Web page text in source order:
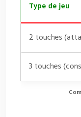
Type de jeu
2 touches
3 touches